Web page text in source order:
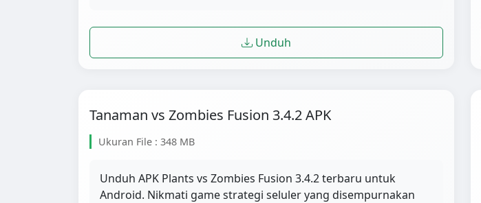
Unduh
Tanaman vs Zombies Fusion 3.4.2 APK
Ukuran File : 348 MB
Unduh APK Plants vs Zombies Fusion 3.4.2 terbaru untuk
Android. Nikmati game strategi seluler yang disempurnakan